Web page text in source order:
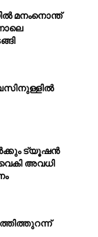
മനംനൊന്ത്
ട്യൂഷൻ
അവധി